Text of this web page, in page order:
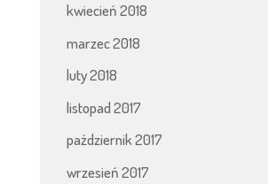
kwiecień 2018
marzec 2018
luty 2018
listopad 2017
październik 2017
wrzesień 2017